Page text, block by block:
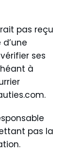
pas reçu
ses
à
.
pas la